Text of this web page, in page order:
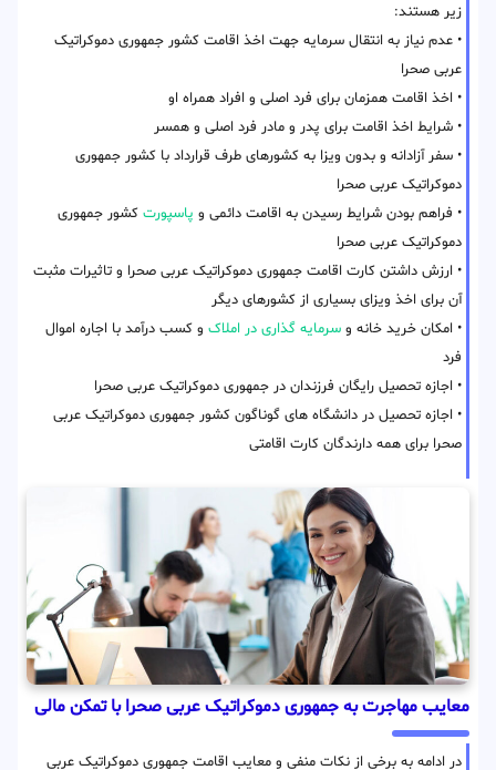
زیر هستند:
• عدم نیاز به انتقال سرمایه جهت اخذ اقامت کشور جمهوری دموکراتیک
عربی صحرا
• اخذ اقامت همزمان برای فرد اصلی و افراد همراه او
• شرایط اخذ اقامت برای پدر و مادر فرد اصلی و همسر
• سفر آزادانه و بدون ویزا به کشورهای طرف قرارداد با کشور جمهوری
دموکراتیک عربی صحرا
• فراهم بودن شرایط رسیدن به اقامت دائمی و پاسپورت کشور جمهوری
دموکراتیک عربی صحرا
• ارزش داشتن کارت اقامت جمهوری دموکراتیک عربی صحرا و تاثیرات مثبت
آن برای اخذ ویزای بسیاری از کشورهای دیگر
• امکان خرید خانه و سرمایه گذاری در املاک و کسب درآمد با اجاره اموال
فرد
• اجازه تحصیل رایگان فرزندان در جمهوری دموکراتیک عربی صحرا
• اجازه تحصیل در دانشگاه های گوناگون کشور جمهوری دموکراتیک عربی
صحرا برای همه دارندگان کارت اقامتی
معایب مهاجرت به جمهوری دموکراتیک عربی صحرا با تمکن مالی
در ادامه به برخی از نکات منفی و معایب اقامت جمهوری دموکراتیک عربی